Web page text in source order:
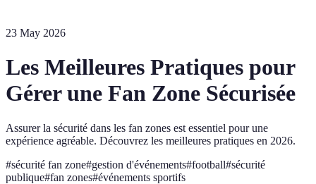
23 May 2026
Les Meilleures Pratiques pour
Gérer une Fan Zone Sécurisée
Assurer la sécurité dans les fan zones est essentiel pour une
expérience agréable. Découvrez les meilleures pratiques en 2026.
#sécurité fan zone#gestion d'événements#football#sécurité
publique#fan zones#événements sportifs